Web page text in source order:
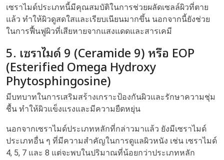
เซราไมด์ประเภทนี้มีคุณสมบัติในการช่วยผลัดเซลล์ผิวที่ตาย
แล้ว ทำให้ผิวดูสดใสและเรียบเนียนมากขึ้น นอกจากนี้ยังช่วย
ในการฟื้นฟูผิวที่เสียหายจากแสงแดดและสารเคมี
5. เซราไมด์ 9 (Ceramide 9) หรือ EOP
(Esterified Omega Hydroxy
Phytosphingosine)
มีบทบาทในการเสริมสร้างเกราะป้องกันผิวและรักษาความชุ่ม
ชื้น ทำให้ผิวแข็งแรงและมีความยืดหยุ่น
นอกจากเซราไมด์ประเภทหลักที่กล่าวมาแล้ว ยังมีเซราไมด์
ประเภทอื่น ๆ ที่มีความสำคัญในการดูแลผิวหนัง เช่น เซราไมด์
4, 5, 7 และ 8 แต่จะพบในปริมาณที่น้อยกว่าประเภทหลัก